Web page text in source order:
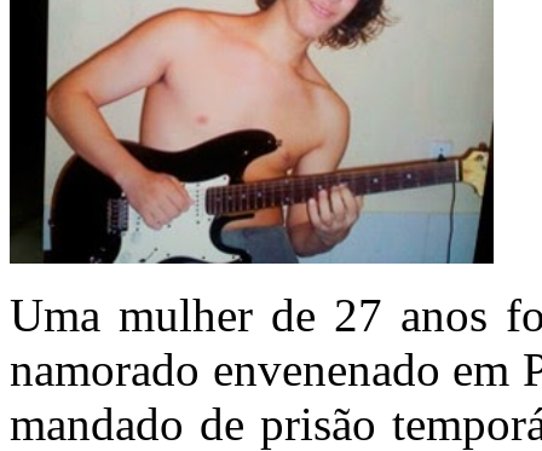
Uma mulher de 27 anos
namorado envenenado em
mandado de prisão